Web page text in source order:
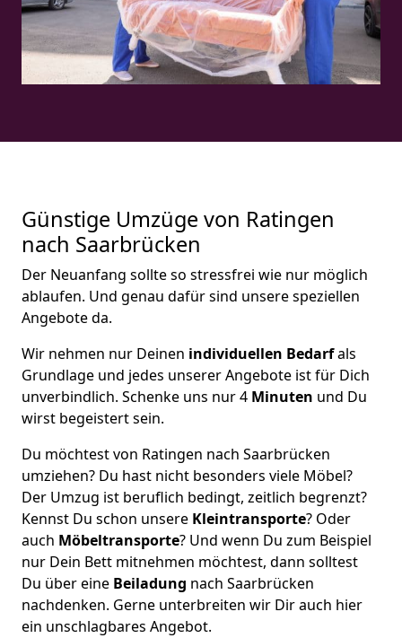
Günstige Umzüge von Ratingen
nach Saarbrücken
Der Neuanfang sollte so stressfrei wie nur möglich
ablaufen. Und genau dafür sind unsere speziellen
Angebote da.
Wir nehmen nur Deinen individuellen Bedarfals
Grundlage und jedes unserer Angebote ist für Dich
unverbindlich. Schenke uns nur 4 Minuten und Du
wirst begeistert sein.
Du möchtest von Ratingen nach Saarbrücken
umziehen? Du hast nicht besonders viele Möbel?
Der Umzug ist beruflich bedingt, zeitlich begrenzt?
Kennst Du schon unsere Kleintransporte? Oder
auch Möbeltransporte? Und wenn Du zum Beispiel
nur Dein Bett mitnehmen möchtest, dann solltest
Du über eine Beiladung nach Saarbrücken
nachdenken. Gerne unterbreiten wir Dir auch hier
ein unschlagbares Angebot.